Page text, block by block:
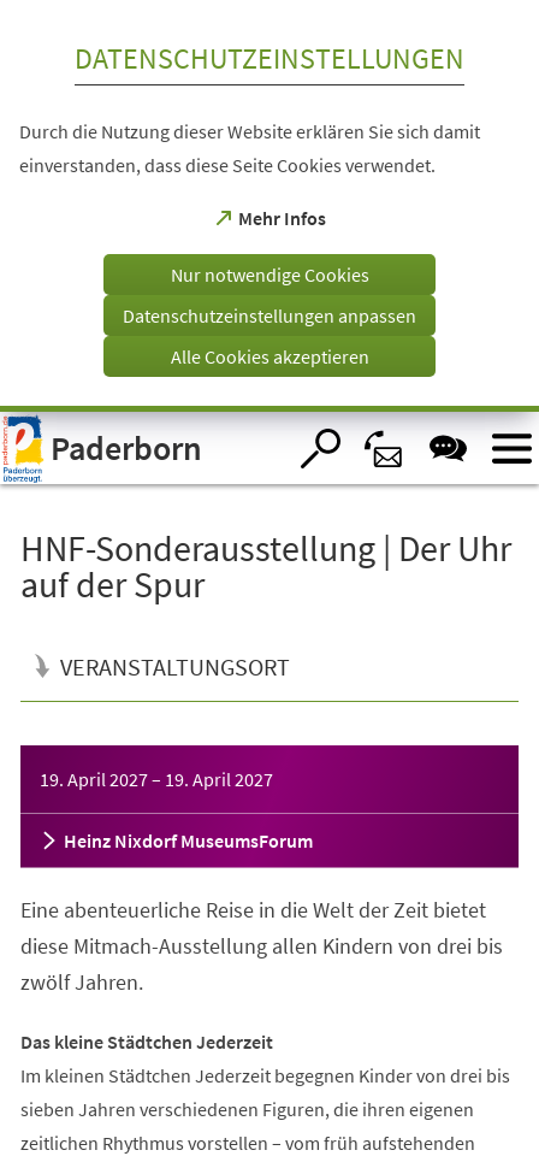
Visuelle
Assistenzsoftware
öffnen.
DATENSCHUTZEINSTELLUNGEN
Durch die Nutzung dieser Website erklären Sie sich damit
einverstanden, dass diese Seite Cookies verwendet.
Mehr Infos
(Öffnet
einem
Tab)
Nur notwendige Cookies
Datenschutzeinstellungen anpassen
Alle Cookies akzeptieren
Paderborn
HNF-Sonderausstellung | Der Uhr
auf der Spur
VERANSTALTUNGSORT
19. April 2027– 19. April 2027
Heinz Nixdorf MuseumsForum
Eine abenteuerliche Reise in die Welt der Zeit bietet
diese Mitmach-Ausstellung allen Kindern von drei bis
zwölf Jahren.
Das kleine Städtchen Jederzeit
Im kleinen Städtchen Jederzeit begegnen Kinder von drei bis
sieben Jahren verschiedenen Figuren, die ihren eigenen
zeitlichen Rhythmus vorstellen – vom früh aufstehenden